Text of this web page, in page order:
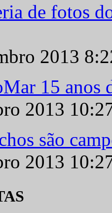
de fotos
2013
15 anos
2013
são
2013